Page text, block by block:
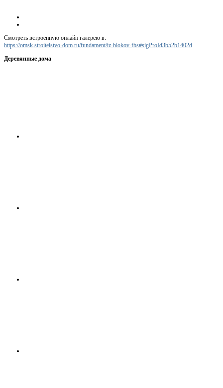
Смотреть встроенную онлайн галерею в:
https://omsk.stroitelstvo-dom.ru/fundament/iz-blokov-fbs#sigProId3b52b1402d
Деревянные дома